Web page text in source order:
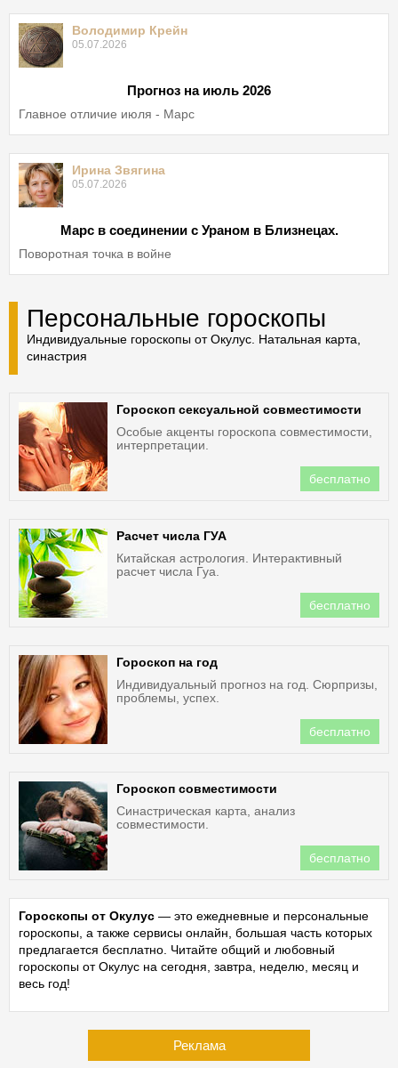
Володимир Крейн
05.07.2026
Прогноз на июль 2026
Главное отличие июля - Марс
Ирина Звягина
05.07.2026
Марс в соединении с Ураном в Близнецах.
Поворотная точка в войне
Персональные гороскопы
Индивидуальные гороскопы от Окулус. Натальная карта,
синастрия
Гороскоп сексуальной совместимости
Особые акценты гороскопа совместимости,
интерпретации.
бесплатно
Расчет числа ГУА
Китайская астрология. Интерактивный
расчет числа Гуа.
бесплатно
Гороскоп на год
Индивидуальный прогноз на год. Сюрпризы,
проблемы, успех.
бесплатно
Гороскоп совместимости
Синастрическая карта, анализ
совместимости.
бесплатно
Гороскопы от Окулус — это ежедневные и персональные
гороскопы, а также сервисы онлайн, большая часть которых
предлагается бесплатно. Читайте общий и любовный
гороскопы от Окулус на сегодня, завтра, неделю, месяц и
весь год!
Реклама